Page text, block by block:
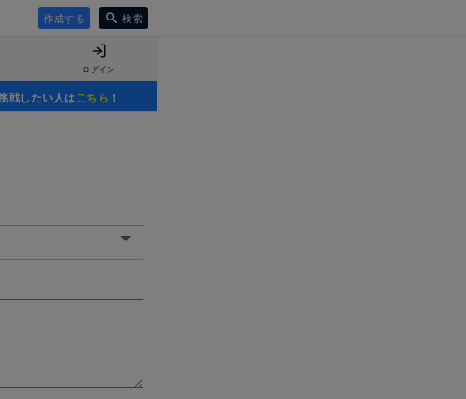
作成する 検索
ログイン
戦したい人はこちら ！